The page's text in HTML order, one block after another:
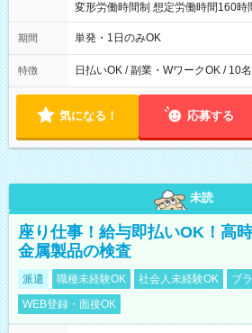
変形労働時間制 想定労働時間160時間/月 【シフト例】
00～20：00
期間 単発・1日のみOK
特徴 日払いOK / 副業・WワークOK / 10
気になる！ 応募する
未読
座り仕事！給与即払いOK！高
金属製品の検査
派遣 職種未経験OK 社会人未経験OK
ブ
WEB登録・面接OK